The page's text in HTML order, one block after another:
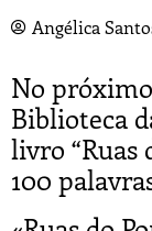
Angélica
No
Biblioteca
livro
100